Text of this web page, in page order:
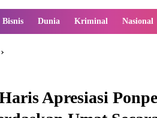
Bisnis Dunia Kriminal Nasional
Apresiasi